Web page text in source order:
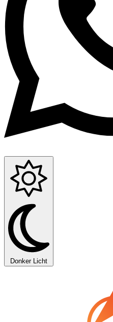
Donker Licht